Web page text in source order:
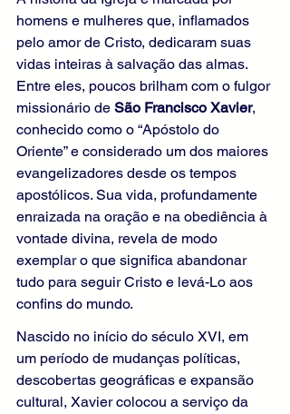
homens e mulheres que, inflamados
pelo amor de Cristo, dedicaram suas
vidas inteiras à salvação das almas.
Entre eles, poucos brilham com o fulgor
missionário de São Francisco Xavier,
conhecido como o “Apóstolo do
Oriente” e considerado um dos maiores
evangelizadores desde os tempos
apostólicos. Sua vida, profundamente
enraizada na oração e na obediência à
vontade divina, revela de modo
exemplar o que significa abandonar
tudo para seguir Cristo e levá-Lo aos
confins do mundo.
Nascido no início do século XVI, em
um período de mudanças políticas,
descobertas geográficas e expansão
cultural, Xavier colocou a serviço da